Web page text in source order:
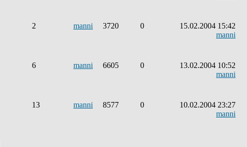
2 manni 3720 0
15.02.2004 15:42
manni
6 manni 6605 0
13.02.2004 10:52
manni
13 manni 8577 0
10.02.2004 23:27
manni